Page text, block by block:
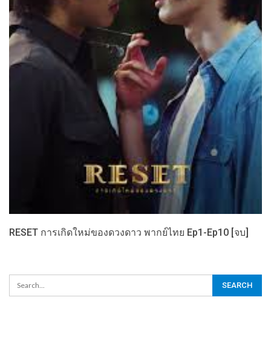
RESET การเกิดใหม่ของดวงดาว พากย์ไทย Ep1-Ep10 [จบ]